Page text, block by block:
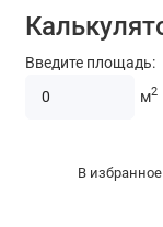
Введите площадь:
м2
В избранное